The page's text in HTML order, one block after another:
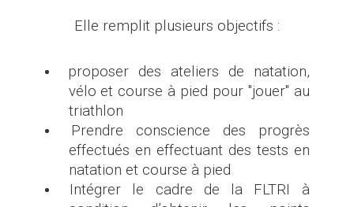
Elle remplit plusieurs objectifs :
proposer des ateliers de natation,
vélo et course à pied pour "jouer" au
triathlon
Prendre conscience des progrès
effectués en effectuant des tests en
natation et course à pied
Intégrer le cadre de la FLTRI à